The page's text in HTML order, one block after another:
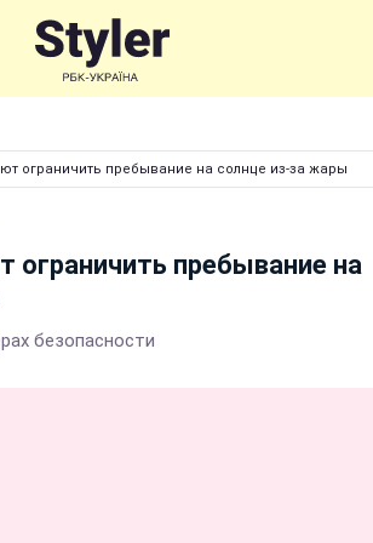
ограничить пребывание на солнце из-за жары
ограничить пребывание на
безопасности